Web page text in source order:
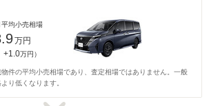
均小売相場
万円
+1.0万円）
件の平均小売相場であり、査定相場ではありません。一般
り低くなります。